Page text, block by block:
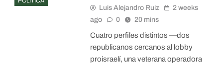
Luis Alejandro Ruiz
2 weeks
ago
0 20 mins
Cuatro perfiles distintos —dos
republicanos cercanos al lobby
proisraelí, una veterana operadora